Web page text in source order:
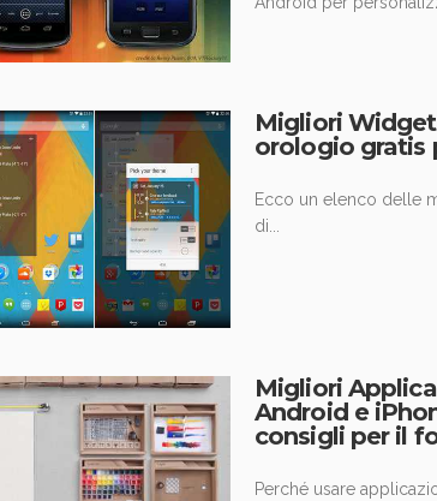
Migliori
orologio gratis
Ecco un elenco delle
di...
Migliori
Android e
consigli per il
Perché usare